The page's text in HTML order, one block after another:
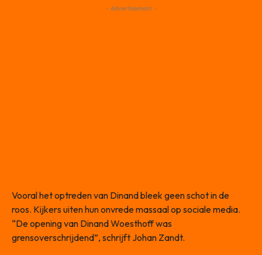
- Advertisement -
Vooral het optreden van Dinand bleek geen schot in de
roos. Kijkers uiten hun onvrede massaal op sociale media.
“De opening van Dinand Woesthoff was
grensoverschrijdend”, schrijft Johan Zandt.